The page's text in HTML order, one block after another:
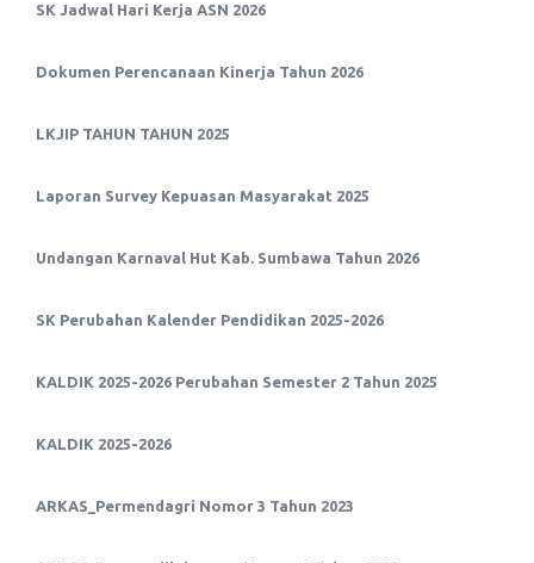
SK Jadwal Hari Kerja ASN 2026
Dokumen Perencanaan Kinerja Tahun 2026
LKJIP TAHUN TAHUN 2025
Laporan Survey Kepuasan Masyarakat 2025
Undangan Karnaval Hut Kab. Sumbawa Tahun 2026
SK Perubahan Kalender Pendidikan 2025-2026
KALDIK 2025-2026 Perubahan Semester 2 Tahun 2025
KALDIK 2025-2026
ARKAS_Permendagri Nomor 3 Tahun 2023